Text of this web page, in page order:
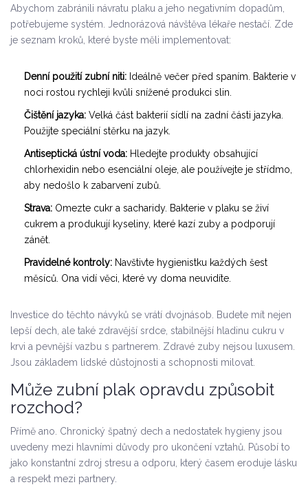
Abychom zabránili návratu plaku a jeho negativním dopadům,
potřebujeme systém. Jednorázová návštěva lékaře nestačí. Zde
je seznam kroků, které byste měli implementovat:
Denní použití zubní niti: Ideálně večer před spaním. Bakterie v
noci rostou rychleji kvůli snížené produkci slin.
Čištění jazyka: Velká část bakterií sídlí na zadní části jazyka.
Použijte speciální stěrku na jazyk.
Antiseptická ústní voda: Hledejte produkty obsahující
chlorhexidin nebo esenciální oleje, ale používejte je střídmo,
aby nedošlo k zabarvení zubů.
Strava: Omezte cukr a sacharidy. Bakterie v plaku se živí
cukrem a produkují kyseliny, které kazí zuby a podporují
zánět.
Pravidelné kontroly: Navštivte hygienistku každých šest
měsíců. Ona vidí věci, které vy doma neuvidíte.
Investice do těchto návyků se vrátí dvojnásob. Budete mít nejen
lepší dech, ale také zdravější srdce, stabilnější hladinu cukru v
krvi a pevnější vazbu s partnerem. Zdravé zuby nejsou luxusem.
Jsou základem lidské důstojnosti a schopnosti milovat.
Může zubní plak opravdu způsobit
rozchod?
Přímě ano. Chronický špatný dech a nedostatek hygieny jsou
uvedeny mezi hlavními důvody pro ukončení vztahů. Působí to
jako konstantní zdroj stresu a odporu, který časem eroduje lásku
a respekt mezi partnery.